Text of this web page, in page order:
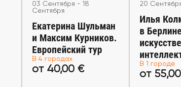
от 40,00 €
03 Сентября - 18
Сентября
Екатерина Шульман
и Максим Курников.
Европейский тур
В 4 городах
от 40,00 €
от
20
Илья
в
В 1 городе
от